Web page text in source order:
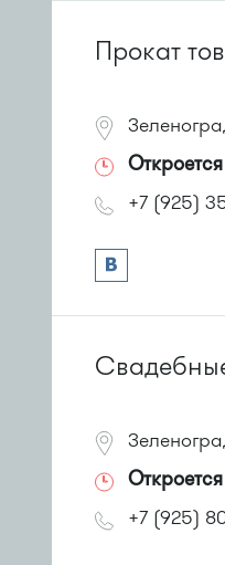
Прокат
+7 (925)
+7 (925)